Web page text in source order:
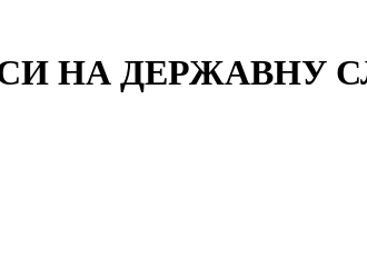
НА ДЕРЖАВНУ